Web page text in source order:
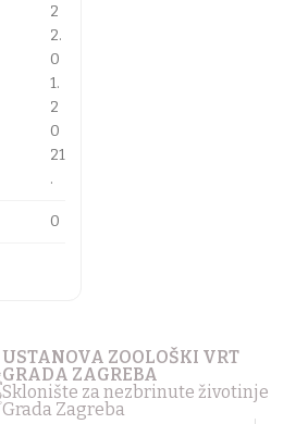
2
2.
0
1.
2
0
21
.
0
USTANOVA ZOOLOŠKI VRT
GRADA ZAGREBA
Sklonište za nezbrinute životinje
Grada Zagreba